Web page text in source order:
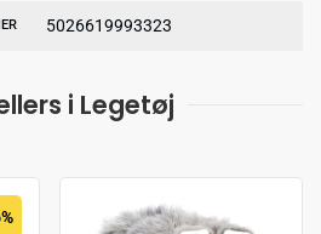
5026619993323
i Legetøj